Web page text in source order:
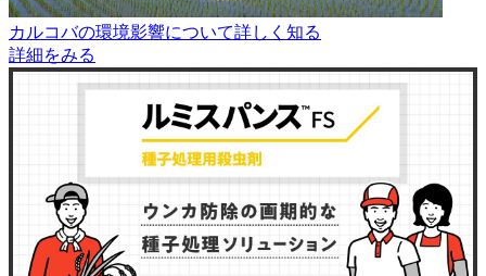
カルコバの環境影響について詳しく知る
詳細をみる